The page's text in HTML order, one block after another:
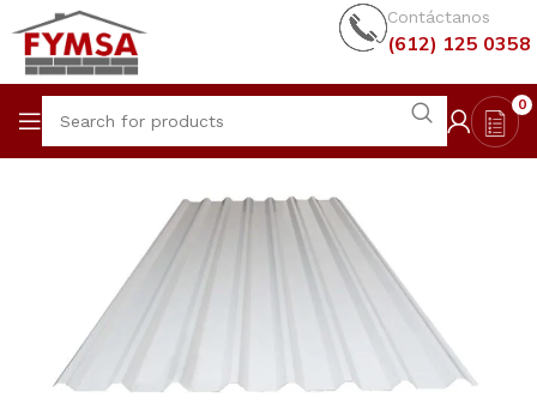
Contáctanos
(612) 125 0358
0